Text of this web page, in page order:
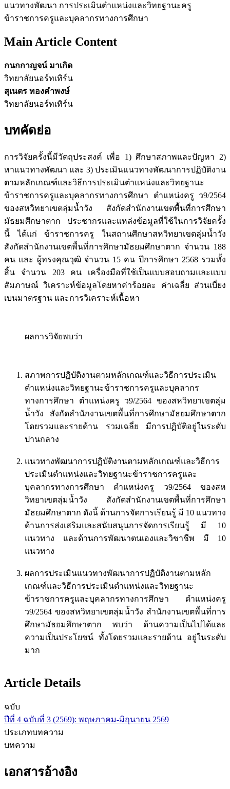
แนวทางพัฒนา การประเมินตำแหน่งและวิทยฐานะครู
ข้าราชการครูและบุคลากรทางการศึกษา
Main Article Content
กนกกาญจน์ มาเกิด
วิทยาลัยนอร์ทเทิร์น
สุเนตร ทองคำพงษ์
วิทยาลัยนอร์ทเทิร์น
บทคัดย่อ
การวิจัยครั้งนี้มีวัตถุประสงค์ เพื่อ 1) ศึกษาสภาพและปัญหา 2)
หาแนวทางพัฒนา และ 3) ประเมินแนวทางพัฒนาการปฏิบัติงาน
ตามหลักเกณฑ์และวิธีการประเมินตำแหน่งและวิทยฐานะ
ข้าราชการครูและบุคลากรทางการศึกษา ตำแหน่งครู ว9/2564
ของสหวิทยาเขตลุ่มน้ำวัง สังกัดสำนักงานเขตพื้นที่การศึกษา
มัธยมศึกษาตาก ประชากรและแหล่งข้อมูลที่ใช้ในการวิจัยครั้ง
นี้ ได้แก่ ข้าราชการครู ในสถานศึกษาสหวิทยาเขตลุ่มน้ำวัง
สังกัดสำนักงานเขตพื้นที่การศึกษามัธยมศึกษาตาก จำนวน 188
คน และ ผู้ทรงคุณวุฒิ จำนวน 15 คน ปีการศึกษา 2568 รวมทั้ง
สิ้น จำนวน 203 คน เครื่องมือที่ใช้เป็นแบบสอบถามและแบบ
สัมภาษณ์ วิเคราะห์ข้อมูลโดยหาค่าร้อยละ ค่าเฉลี่ย ส่วนเบี่ยง
เบนมาตรฐาน และการวิเคราะห์เนื้อหา
ผลการวิจัยพบว่า
สภาพการปฏิบัติงานตามหลักเกณฑ์และวิธีการประเมิน
ตำแหน่งและวิทยฐานะข้าราชการครูและบุคลากร
ทางการศึกษา ตำแหน่งครู ว9/2564 ของสหวิทยาเขตลุ่ม
น้ำวัง สังกัดสำนักงานเขตพื้นที่การศึกษามัธยมศึกษาตาก
โดยรวมและรายด้าน รวมเฉลี่ย มีการปฏิบัติอยู่ในระดับ
ปานกลาง
แนวทางพัฒนาการปฏิบัติงานตามหลักเกณฑ์และวิธีการ
ประเมินตำแหน่งและวิทยฐานะข้าราชการครูและ
บุคลากรทางการศึกษา ตำแหน่งครู ว9/2564 ของสห
วิทยาเขตลุ่มน้ำวัง สังกัดสำนักงานเขตพื้นที่การศึกษา
มัธยมศึกษาตาก ดังนี้ ด้านการจัดการเรียนรู้ มี 10 แนวทาง
ด้านการส่งเสริมและสนับสนุนการจัดการเรียนรู้ มี 10
แนวทาง และด้านการพัฒนาตนเองและวิชาชีพ มี 10
แนวทาง
ผลการประเมินแนวทางพัฒนาการปฏิบัติงานตามหลัก
เกณฑ์และวิธีการประเมินตำแหน่งและวิทยฐานะ
ข้าราชการครูและบุคลากรทางการศึกษา ตำแหน่งครู
ว9/2564 ของสหวิทยาเขตลุ่มน้ำวัง สำนักงานเขตพื้นที่การ
ศึกษามัธยมศึกษาตาก พบว่า ด้านความเป็นไปได้และ
ความเป็นประโยชน์ ทั้งโดยรวมและรายด้าน อยู่ในระดับ
มาก
Article Details
ฉบับ
ปีที่ 4 ฉบับที่ 3 (2569): พฤษภาคม-มิถุนายน 2569
ประเภทบทความ
บทความ
เอกสารอ้างอิง